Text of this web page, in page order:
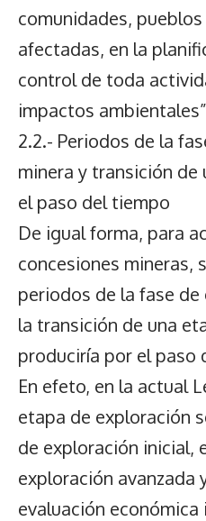
comunidades,
afectadas, en la
control de toda
impactos
2.2.- Periodos de la
minera y transición
el paso del tiempo
De igual forma, para
concesiones mineras,
periodos de la fase
la transición de una
produciría por el paso
En efeto, en la actual
etapa de exploración
de exploración inicial,
exploración avanzada
evaluación